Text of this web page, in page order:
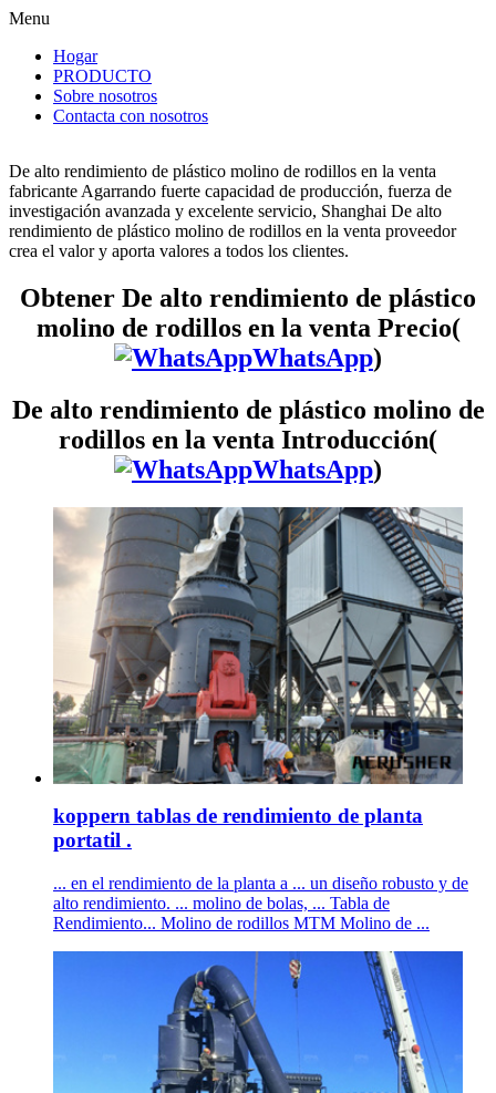
Menu
Hogar
PRODUCTO
Sobre nosotros
Contacta con nosotros
De alto rendimiento de plástico molino de rodillos en la venta
fabricante Agarrando fuerte capacidad de producción, fuerza de
investigación avanzada y excelente servicio, Shanghai De alto
rendimiento de plástico molino de rodillos en la venta proveedor
crea el valor y aporta valores a todos los clientes.
Obtener De alto rendimiento de plástico
molino de rodillos en la venta Precio(
WhatsApp)
De alto rendimiento de plástico molino de
rodillos en la venta Introducción(
WhatsApp)
koppern tablas de rendimiento de planta
portatil .
... en el rendimiento de la planta a ... un diseño robusto y de
alto rendimiento. ... molino de bolas, ... Tabla de
Rendimiento... Molino de rodillos MTM Molino de ...